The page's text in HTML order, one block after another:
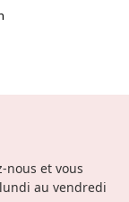
nous et vous
au vendredi